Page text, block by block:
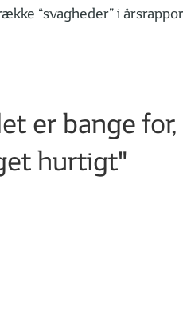
“svagheder” i
er bange
hurtigt"